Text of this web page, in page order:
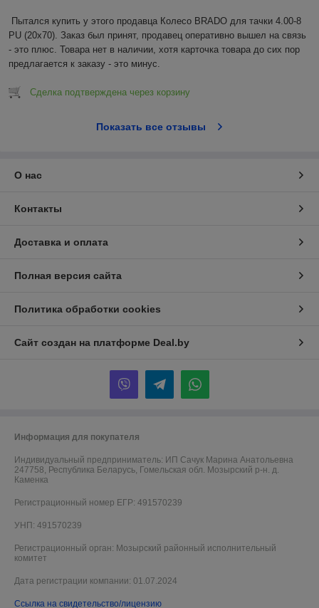
Пытался купить у этого продавца Колесо BRADO для тачки 4.00-8
PU (20x70). Заказ был принят, продавец оперативно вышел на связь
- это плюс. Товара нет в наличии, хотя карточка товара до сих пор
предлагается к заказу - это минус.
Сделка подтверждена через корзину
Показать все отзывы
О нас
Контакты
Доставка и оплата
Полная версия сайта
Политика обработки cookies
Сайт создан на платформе Deal.by
Информация для покупателя
Индивидуальный предприниматель: ИП Сачук Марина Анатольевна
247758, Республика Беларусь, Гомельская обл. Мозырский р-н. д.
Каменка
Регистрационный номер ЕГР: 491570239
УНП: 491570239
Регистрационный орган: Мозырский районный исполнительный
комитет
Дата регистрации компании: 01.07.2024
Ссылка на свидетельство/лицензию